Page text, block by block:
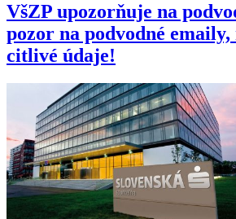
VšZP upozorňuje na
pozor na podvodné
citlivé údaje!